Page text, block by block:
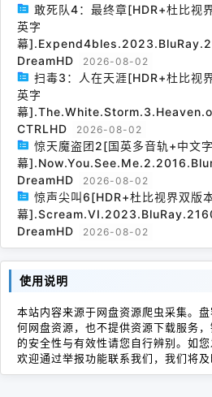
敢死队4：最终章[HDR+杜比视
英字
幕
DreamHD
2026-08-02
扫毒3：人在天涯[HDR+杜比视
英字
幕
CTRLHD
2026-08-02
惊天魔盗团2[国英多音轨+中文
幕
DreamHD
2026-08-02
惊声尖叫6[HDR+杜比视界双版
幕
DreamHD
2026-08-02
使用说明
本站内容来源于网盘资源爬虫采集。
何网盘资源，也不提供资源下载服务
的安全性与有效性请您自行辨别。如
欢迎通过举报功能联系我们，我们将及